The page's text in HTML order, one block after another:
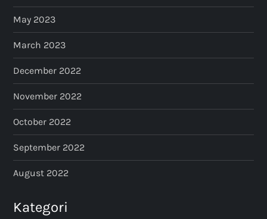
May 2023
March 2023
December 2022
November 2022
October 2022
September 2022
August 2022
Kategori